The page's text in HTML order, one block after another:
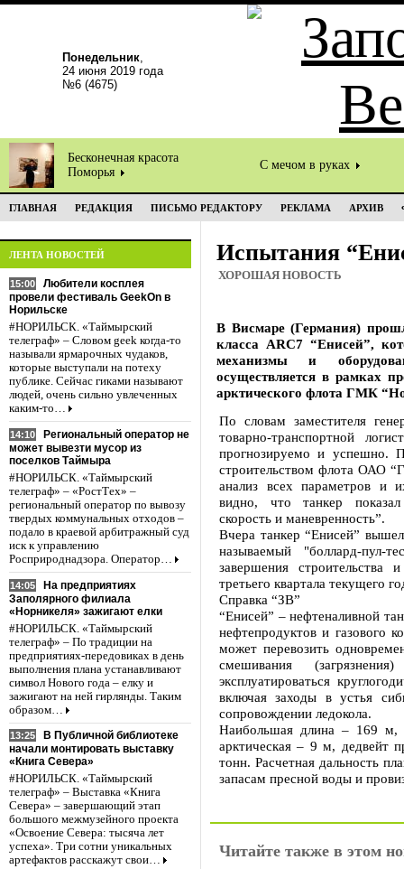
Понедельник,
24 июня 2019 года
№6 (4675)
Бесконечная красота
Поморья
С мечом в руках
ГЛАВНАЯ РЕДАКЦИЯ ПИСЬМО РЕДАКТОРУ РЕКЛАМА АРХИВ
ЛЕНТА НОВОСТЕЙ
15:00
Любители косплея
провели фестиваль GeekOn в
Норильске
#НОРИЛЬСК. «Таймырский
телеграф» – Словом geek когда-то
называли ярмарочных чудаков,
которые выступали на потеху
публике. Сейчас гиками называют
людей, очень сильно увлеченных
каким-то…
14:10
Региональный оператор не
может вывезти мусор из
поселков Таймыра
#НОРИЛЬСК. «Таймырский
телеграф» – «РостТех» –
региональный оператор по вывозу
твердых коммунальных отходов –
подало в краевой арбитражный суд
иск к управлению
Росприроднадзора. Оператор…
14:05
На предприятиях
Заполярного филиала
«Норникеля» зажигают елки
#НОРИЛЬСК. «Таймырский
телеграф» – По традиции на
предприятиях-передовиках в день
выполнения плана устанавливают
символ Нового года – елку и
зажигают на ней гирлянды. Таким
образом…
13:25
В Публичной библиотеке
начали монтировать выставку
«Книга Севера»
#НОРИЛЬСК. «Таймырский
телеграф» – Выставка «Книга
Севера» – завершающий этап
большого межмузейного проекта
«Освоение Севера: тысяча лет
успеха». Три сотни уникальных
артефактов расскажут свои…
Испытания
ХОРОШАЯ НОВОСТЬ
В Висмаре (Германия)
класса ARC7 “Енисей”,
механизмы и
осуществляется в рамках
арктического флота ГМК
По словам заместителя
товарно-транспортной
прогнозируемо и успешно.
строительством флота ОАО
анализ всех параметров и
видно, что танкер
скорость и маневренность”.
Вчера танкер “Енисей”
называемый "боллард-пул-
завершения
третьего квартала текущего
Справка “ЗВ”
“Енисей” – нефтеналивной
нефтепродуктов и газового
может перевозить
смешивания
эксплуатироваться
включая заходы в устья
сопровождении ледокола.
Наибольшая длина – 169
арктическая – 9 м, дедвейт
тонн. Расчетная дальность
запасам пресной воды и
Читайте также в этом